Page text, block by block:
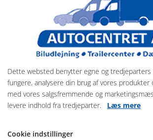
Omfattende tilbehørsprogram til Traveller G-
Sadelrum i forskellige størrelser og placeringer
Indvendig opdeling til 2–3 heste
Ekstra skillevægge og justerbar indretning
Foderkrybber og bindepunkter
Ventilation og ekstra vinduer
Indvendig og udvendig belysning
Ekstra døre og adgangsløsninger
Forskellige rampe- og dørkombinationer
Sænket undervogn med støddæmpere
Dette websted benytter egne og
fungere, analysere din brug af vores
med vores salgsfremmende og
levere indhold fra tredjeparter. Læs mere
Cookie indstillinger